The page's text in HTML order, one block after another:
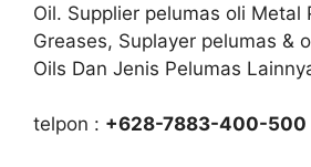
Oil. Supplier pelumas oli Metal
Greases, Suplayer pelumas &
Oils Dan Jenis Pelumas
telpon : +628-7883-400-500